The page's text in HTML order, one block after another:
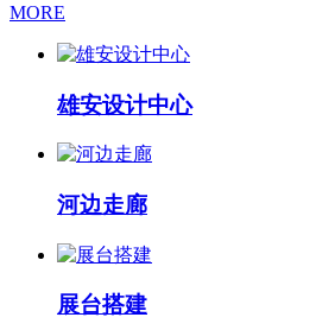
MORE
雄安设计中心
河边走廊
展台搭建